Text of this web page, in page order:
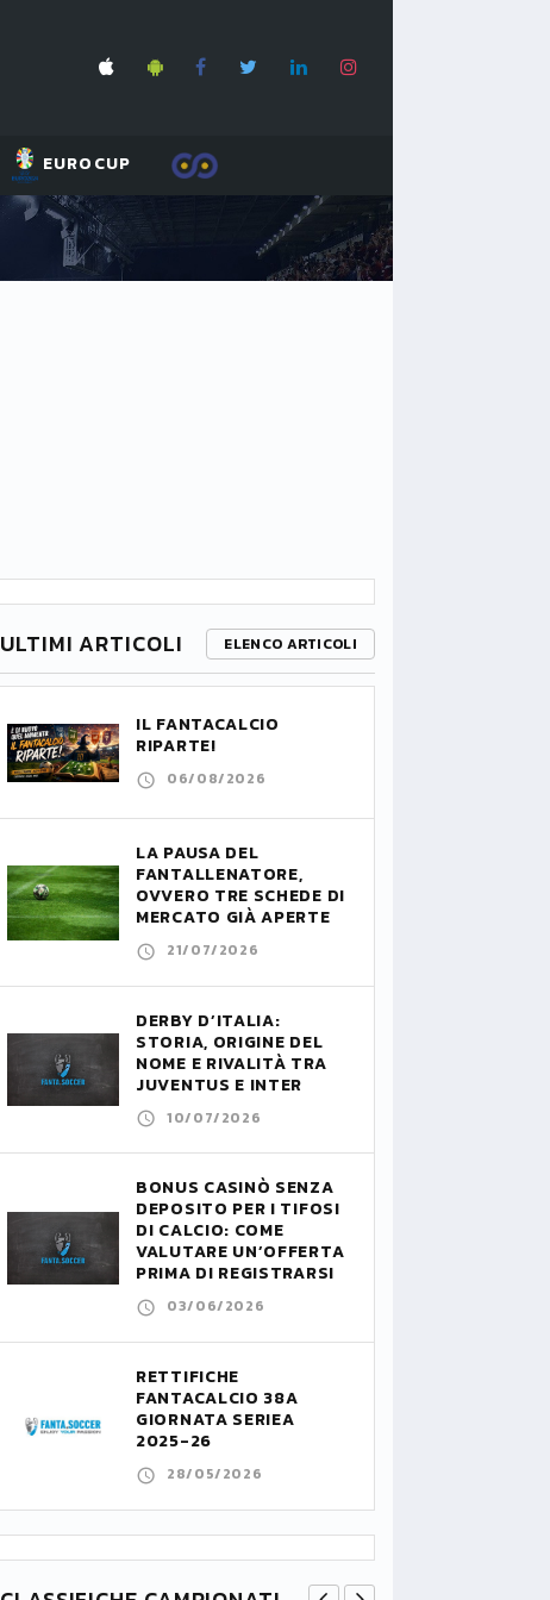
EUROCUP
ULTIMI ARTICOLI ELENCO ARTICOLI
IL FANTACALCIO
RIPARTE!
06/08/2026
LA PAUSA DEL
FANTALLENATORE,
OVVERO TRE SCHEDE DI
MERCATO GIÀ APERTE
21/07/2026
DERBY D’ITALIA:
STORIA, ORIGINE DEL
NOME E RIVALITÀ TRA
JUVENTUS E INTER
10/07/2026
BONUS CASINÒ SENZA
DEPOSITO PER I TIFOSI
DI CALCIO: COME
VALUTARE UN’OFFERTA
PRIMA DI REGISTRARSI
03/06/2026
RETTIFICHE
FANTACALCIO 38A
GIORNATA SERIEA
2025-26
28/05/2026